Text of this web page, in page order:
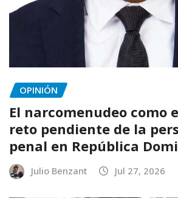
OPINIÓN
El narcomenudeo como
reto pendiente de la
penal en República
Julio Benzant Jul 27, 2026